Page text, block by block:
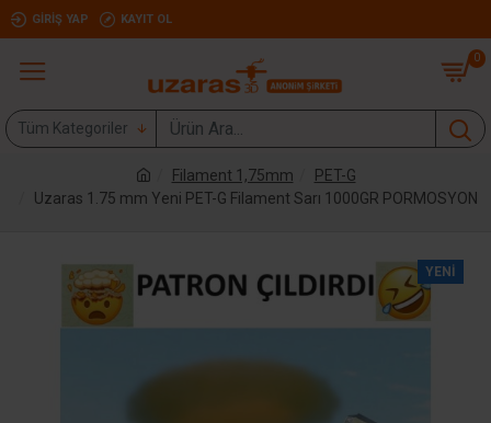
GIRIŞ YAP KAYIT OL
0
Tüm Kategoriler
Filament 1,75mm
PET-G
Uzaras 1.75 mm Yeni PET-G Filament Sarı 1000GR PORMOSYON
YENI